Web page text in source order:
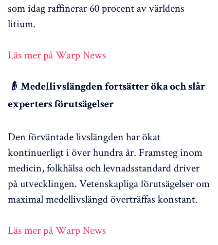
som idag raffinerar 60 procent av världens
litium.
Läs mer på Warp News
👴 Medellivslängden fortsätter öka och slår
experters förutsägelser
Den förväntade livslängden har ökat
kontinuerligt i över hundra år. Framsteg inom
medicin, folkhälsa och levnadsstandard driver
på utvecklingen. Vetenskapliga förutsägelser om
maximal medellivslängd överträffas konstant.
Läs mer på Warp News